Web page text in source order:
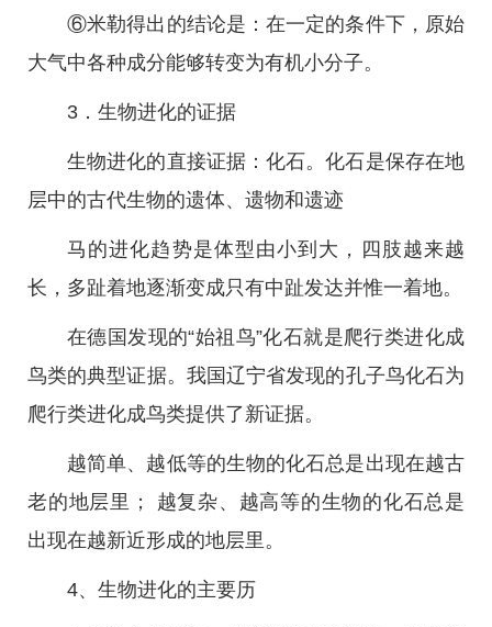
⑥米勒得出的结论是：在一定的条件下，原始
大气中各种成分能够转变为有机小分子。
3．生物进化的证据
生物进化的直接证据：化石。化石是保存在地
层中的古代生物的遗体、遗物和遗迹
马的进化趋势是体型由小到大，四肢越来越
长，多趾着地逐渐变成只有中趾发达并惟一着地。
在德国发现的“始祖鸟”化石就是爬行类进化成
鸟类的典型证据。我国辽宁省发现的孔子鸟化石为
爬行类进化成鸟类提供了新证据。
越简单、越低等的生物的化石总是出现在越古
老的地层里； 越复杂、越高等的生物的化石总是
出现在越新近形成的地层里。
4、生物进化的主要历